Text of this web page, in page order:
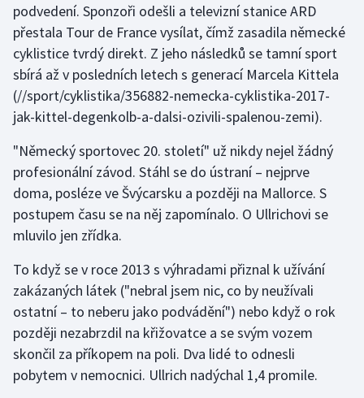
podvedení. Sponzoři odešli a televizní stanice ARD
přestala Tour de France vysílat, čímž zasadila německé
cyklistice tvrdý direkt. Z jeho následků se tamní sport
sbírá až v posledních letech s generací Marcela Kittela
(//sport/cyklistika/356882-nemecka-cyklistika-2017-
jak-kittel-degenkolb-a-dalsi-ozivili-spalenou-zemi).
"Německý sportovec 20. století" už nikdy nejel žádný
profesionální závod. Stáhl se do ústraní – nejprve
doma, posléze ve Švýcarsku a později na Mallorce. S
postupem času se na něj zapomínalo. O Ullrichovi se
mluvilo jen zřídka.
To když se v roce 2013 s výhradami přiznal k užívání
zakázaných látek ("nebral jsem nic, co by neužívali
ostatní – to neberu jako podvádění") nebo když o rok
později nezabrzdil na křižovatce a se svým vozem
skončil za příkopem na poli. Dva lidé to odnesli
pobytem v nemocnici. Ullrich nadýchal 1,4 promile.